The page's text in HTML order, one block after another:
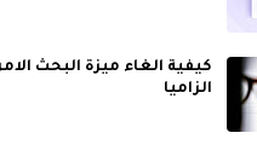
كيفية الغاء ميزة البحث
الزاميا